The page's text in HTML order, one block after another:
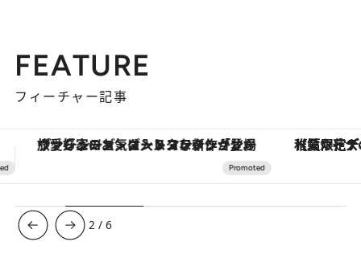
FEATURE
フィーチャー記事
【夏限定ディナーコース】旬を迎える稚鮎や花ズッキーニなどをイタリア・トスカーナの郷土料理の手法で満喫！
3 /6